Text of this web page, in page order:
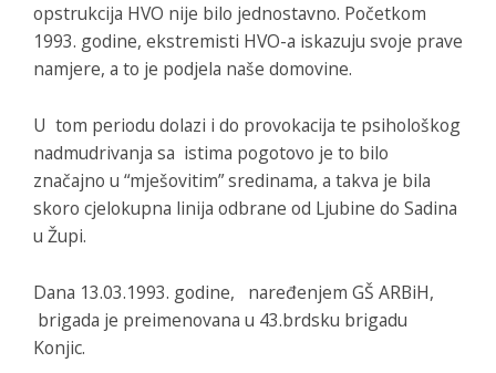
opstrukcija HVO nije bilo jednostavno. Početkom
1993. godine, ekstremisti HVO-a iskazuju svoje prave
namjere, a to je podjela naše domovine.
U tom periodu dolazi i do provokacija te psihološkog
nadmudrivanja sa istima pogotovo je to bilo
značajno u “mješovitim” sredinama, a takva je bila
skoro cjelokupna linija odbrane od Ljubine do Sadina
u Župi.
Dana 13.03.1993. godine, naređenjem GŠ ARBiH,
brigada je preimenovana u 43.brdsku brigadu
Konjic.